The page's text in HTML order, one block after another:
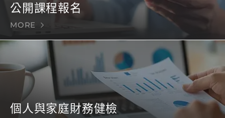
公開課程報名
MORE
個人與家庭財務健檢